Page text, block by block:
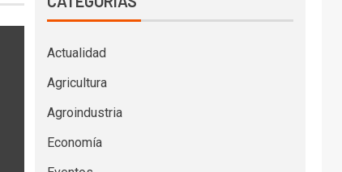
Actualidad
Agricultura
Agroindustria
Economía